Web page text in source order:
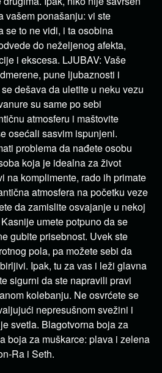
vašem ponašanju: vi ste
se to ne vidi, i ta osobina
do neželjenog afekta,
i ekscesa. LJUBAV: Vaše
pune ljubaznosti i
dešava da uletite u neku vezu
su same po sebi
atmosferu i maštovite
osećali sasvim ispunjeni.
problema da nađete osobu
koja je idealna za život
na komplimente, rado ih primate
atmosfera na početku veze
da zamislite osvajanje u nekoj
umete potpuno da se
gubite prisebnost. Uvek ste
pola, pa možete sebi da
Ipak, tu za vas i leži glavna
sigurni da ste napravili pravi
kolebanju. Ne osvrćete se
nepresušnom svežini i
svetla. Blagotvorna boja za
boja za muškarce: plava i zelena
Ra i Seth.